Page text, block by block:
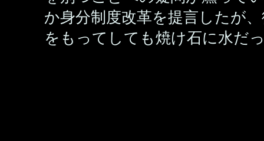
か身分制度改革を提言したが
をもってしても焼け石に水だ